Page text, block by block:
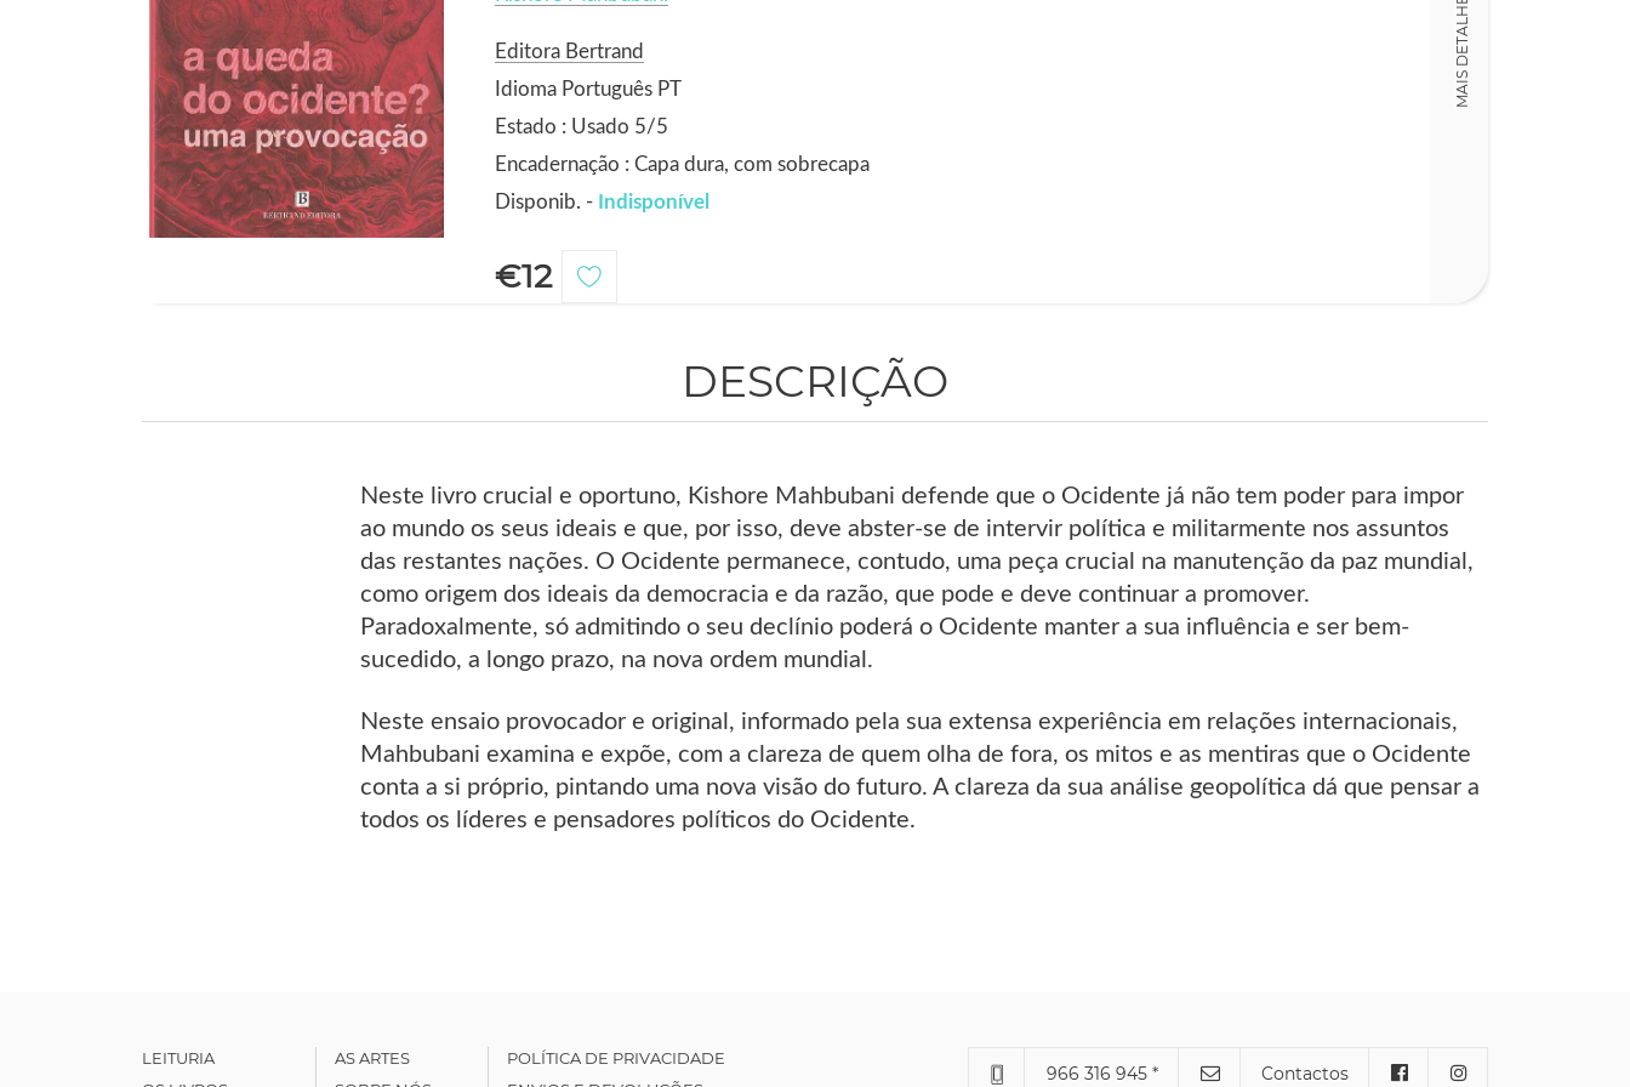
Editora Bertrand
Idioma Português PT
Estado : Usado 5/5
Encadernação : Capa dura, com sobrecapa
Disponib. - Indisponível
€12
MAIS DETALHES
DESCRIÇÃO
Neste livro crucial e oportuno, Kishore Mahbubani defende que o Ocidente já não tem poder para impor
ao mundo os seus ideais e que, por isso, deve abster-se de intervir política e militarmente nos assuntos
das restantes nações. O Ocidente permanece, contudo, uma peça crucial na manutenção da paz mundial,
como origem dos ideais da democracia e da razão, que pode e deve continuar a promover.
Paradoxalmente, só admitindo o seu declínio poderá o Ocidente manter a sua influência e ser bem-
sucedido, a longo prazo, na nova ordem mundial.
Neste ensaio provocador e original, informado pela sua extensa experiência em relações internacionais,
Mahbubani examina e expõe, com a clareza de quem olha de fora, os mitos e as mentiras que o Ocidente
conta a si próprio, pintando uma nova visão do futuro. A clareza da sua análise geopolítica dá que pensar a
todos os líderes e pensadores políticos do Ocidente.
LEITURIA
AS ARTES
POLÍTICA DE PRIVACIDADE
966 316 945 * Contactos